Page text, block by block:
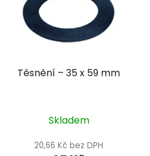
Těsnění – 35 x 59 mm
Skladem
20,66 Kč bez DPH